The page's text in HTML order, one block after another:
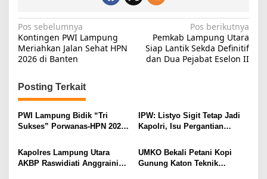
N
a
v
i
g
a
s
i
p
Pos sebelumnya
Kontingen PWI Lampung
Meriahkan Jalan Sehat HPN
2026 di Banten
Pos berikutnya
Pemkab Lampung Utara
Siap Lantik Sekda Definitif
dan Dua Pejabat Eselon II
Posting Terkait
PWI Lampung Bidik “Tri
Sukses” Porwanas-HPN 2027:
Pariwisata Menggeliat
IPW: Listyo Sigit Tetap Jadi
Kapolri, Isu Pergantian
Kawanan Febrie Adriansyah
Kapolres Lampung Utara
AKBP Raswidiati Anggraini
UMKO Bekali Petani Kopi
Gunung Katon Teknik